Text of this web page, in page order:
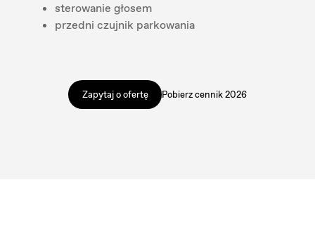
sterowanie głosem
przedni czujnik parkowania
Zapytaj o ofertę Pobierz cennik 2026